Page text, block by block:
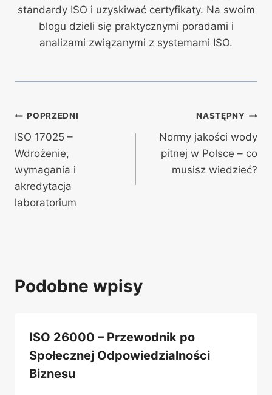
standardy ISO i uzyskiwać certyfikaty. Na swoim
blogu dzieli się praktycznymi poradami i
analizami związanymi z systemami ISO.
Nawigacja
wpisu
POPRZEDNI
ISO 17025 –
Wdrożenie,
wymagania i
akredytacja
laboratorium
NASTĘPNY
Normy jakości wody
pitnej w Polsce – co
musisz wiedzieć?
Podobne wpisy
ISO 26000 – Przewodnik po
Społecznej Odpowiedzialności
Biznesu